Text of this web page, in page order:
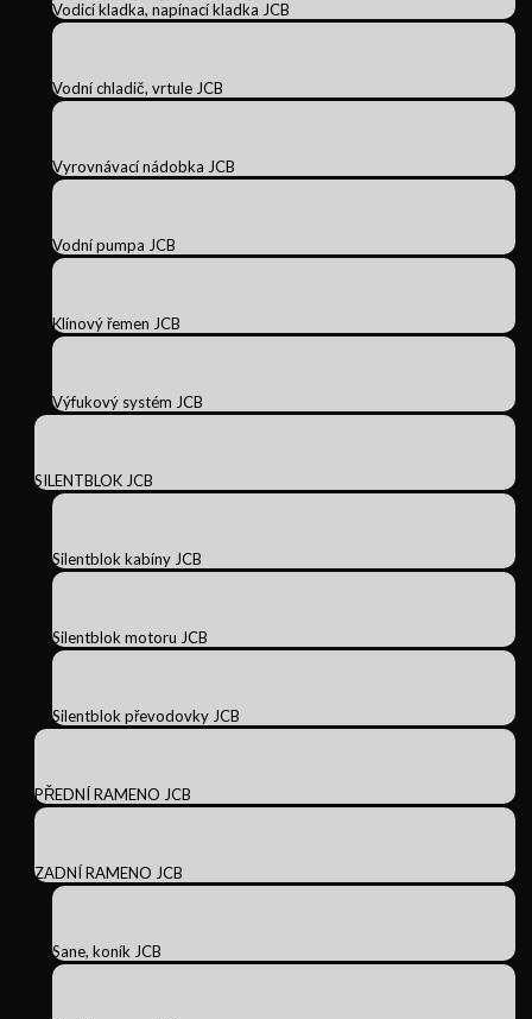
Vodicí kladka, napínací kladka JCB
Vodní chladič, vrtule JCB
Vyrovnávací nádobka JCB
Vodní pumpa JCB
Klínový řemen JCB
Výfukový systém JCB
SILENTBLOK JCB
Silentblok kabíny JCB
Silentblok motoru JCB
Silentblok převodovky JCB
PŘEDNÍ RAMENO JCB
ZADNÍ RAMENO JCB
Sane, koník JCB